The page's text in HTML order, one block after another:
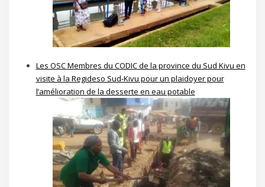
Les OSC Membres du CODIC de la province du Sud Kivu en
visite à la Regideso Sud-Kivu pour un plaidoyer pour
l’amélioration de la desserte en eau potable